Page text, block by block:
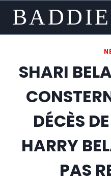
content
SHARI
DÉCÈS
HARRY
PAS